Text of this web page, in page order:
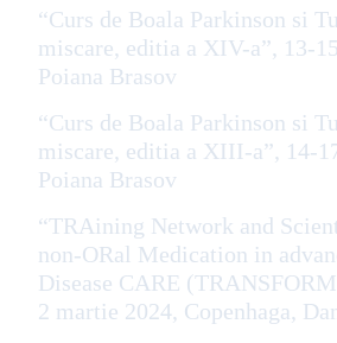
“Curs de Boala Parkinson si
miscare, editia a XIV-a”, 13-
Poiana Brasov
“Curs de Boala Parkinson si
miscare, editia a XIII-a”, 14-
Poiana Brasov
“TRAining Network and
non-ORal Medication in
Disease CARE
2 martie 2024, Copenhaga,